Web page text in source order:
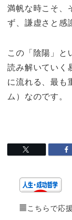
満帆な時こそ、
ず、謙虚さと感
この「陰陽」と
読み解いていく
に流れる、最も
ム）なのです。
䷀こちらで応